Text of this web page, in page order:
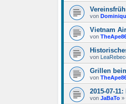
von
Vietnam
von
von
Grillen
von
2015-07-
von JaBaTo »